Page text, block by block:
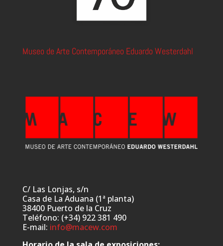
Museo de Arte Contemporáneo Eduardo Westerdahl
C/ Las Lonjas, s/n
Casa de La Aduana (1ª planta)
38400 Puerto de la Cruz
Teléfono: (+34) 922 381 490
E-mail: info@macew.com